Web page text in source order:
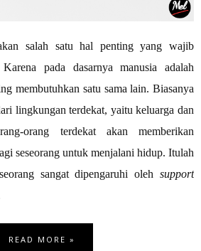
salah satu hal penting yang wajib
pada dasarnya manusia adalah
membutuhkan satu sama lain. Biasanya
lingkungan terdekat, yaitu keluarga dan
orang terdekat akan memberikan
seseorang untuk menjalani hidup. Itulah
sangat dipengaruhi oleh support
READ MORE »